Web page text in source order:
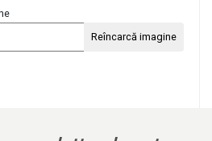
Reîncarcă imagine